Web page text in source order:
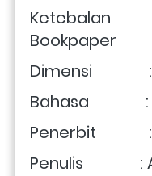
Ketebalan
Bookpaper
Dimensi
Bahasa
Penerbit
Penulis